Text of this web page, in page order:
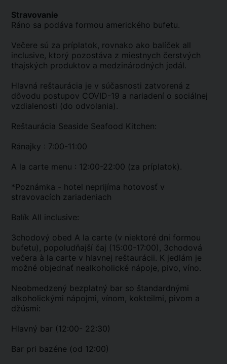
Stravovanie
Ráno sa podáva formou amerického bufetu.
Večere sú za príplatok, rovnako ako balíček all
inclusive, ktorý pozostáva z miestnych čerstvých
thajských produktov a medzinárodných jedál.
Hlavná reštaurácia je v súčasnosti zatvorená z
dôvodu postupov COVID-19 a nariadení o sociálnej
vzdialenosti (do odvolania).
Reštaurácia Seaside Seafood Kitchen:
Ránajky : 7:00-11:00
A la carte menu : 12:00-22:00 (za príplatok).
*Poznámka - hotel neprijíma hotovosť v
stravovacích zariadeniach
Balík All inclusive:
3chodový obed A la carte (v niektoré dni formou
bufetu), popoludňajší čaj (15:00-17:00), 3chodová
večera à la carte v hlavnej reštaurácii. K jedlám je
možné objednať nealkoholické nápoje, pivo, víno.
Neobmedzený bezplatný bar so štandardnými
alkoholickými nápojmi, vínom, kokteilmi, pivom a
džúsmi:
Hlavný bar (12:00- 22:30)
Bar pri bazéne (od 12:00)